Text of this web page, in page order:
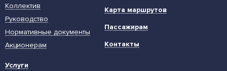
Коллектив
Руководство
Нормативные документы
Акционерам
Услуги
Карта маршрутов
Пассажирам
Контакты